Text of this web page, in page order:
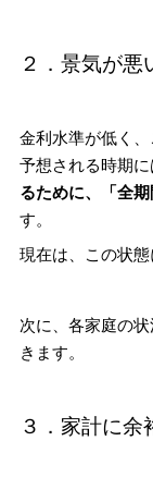
２．景気が悪
金利水準が低く
予想される時期に
るために、「全
す。
現在は、この状態
次に、各家庭の
きます。
３．家計に余